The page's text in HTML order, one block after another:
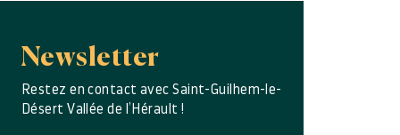
Newsletter
Restez en contact avec Saint-Guilhem-le-
Désert Vallée de l’Hérault !